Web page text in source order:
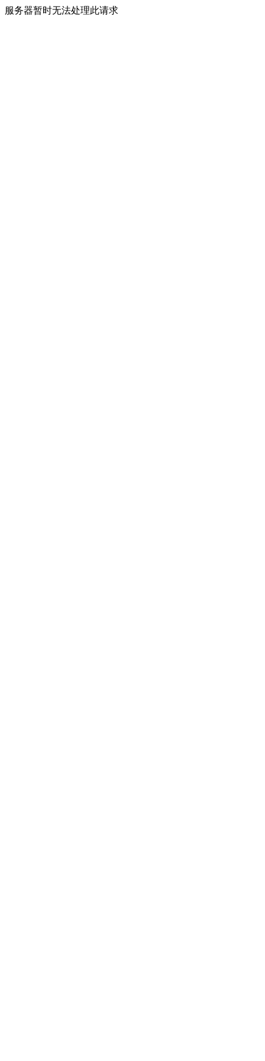
服务器暂时无法处理此请求